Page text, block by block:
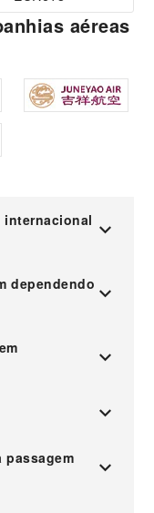
aéreas
internacional
dependendo
passagem